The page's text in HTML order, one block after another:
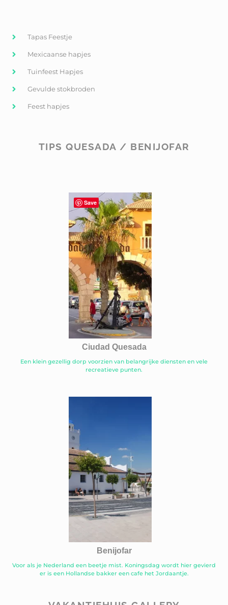
Tapas Feestje
Mexicaanse hapjes
Tuinfeest Hapjes
Gevulde stokbroden
Feest hapjes
TIPS QUESADA / BENIJOFAR
Ciudad Quesada
Een klein gezellig dorp voorzien van belangrijke diensten en vele
recreatieve punten.
Benijofar
Voor als je Nederland een beetje mist. Koningsdag wordt hier gevierd
er is een Hollandse bakker een cafe het Jordaantje.
Save